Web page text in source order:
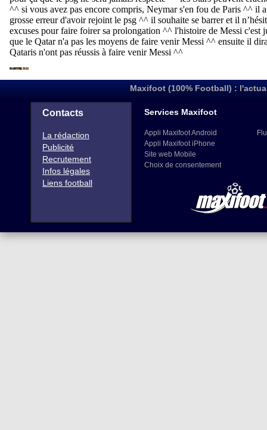
Maxifoot (100% Football) :
Contacts
La rédaction
Publicité
Recrutement
Infos légales
Liens football
Services Maxifoot
Appli Maxifoot Android
Appli Maxifoot iPhone
Site web Mobile
Choix de consentement